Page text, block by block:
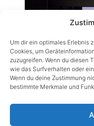
Um dir ein optimales Erlebnis
Cookies, um
zuzugreifen. Wenn du diesen
wie das Surfverhalten oder
Wenn du deine Zustimmung
bestimmte Merkmale und